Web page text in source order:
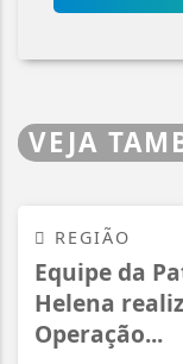
VEJA
REGIÃO
Equipe da
Helena
Operação...